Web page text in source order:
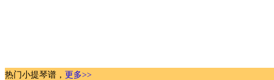
热门小提琴谱， 更多>>